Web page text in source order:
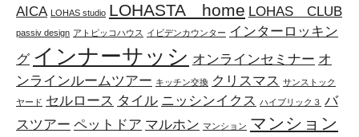
AICA LOHAS studio LOHASTA home LOHAS CLUB
passiv design アトピッコハウス イビデンカウンター インターロッキン
グ インナーサッシ オンラインセミナー オ
ンラインルームツアー キッチン交換 クリスマス サンストック
ヤード セルロース タイル ニッシンイクス ハイブリック３ バ
スツアー ペットドア マルホン マンション マンション